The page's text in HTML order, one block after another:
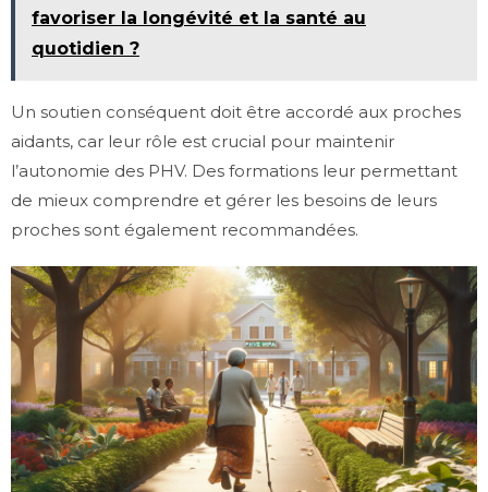
favoriser la longévité et la santé au
quotidien ?
Un soutien conséquent doit être accordé aux proches
aidants, car leur rôle est crucial pour maintenir
l’autonomie des PHV. Des formations leur permettant
de mieux comprendre et gérer les besoins de leurs
proches sont également recommandées.